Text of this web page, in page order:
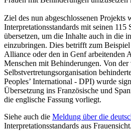
Ziel des nun abgeschlossenen Projekts
Interpretationsstandards mit seinen 115
übersetzen, um die Inhalte auch in die
einzubringen. Dies betrifft zum
Alliance oder den in Genf arbeitenden
Menschen mit Behinderungen. Von
Selbstvertretungsorganisation
Peoples’ International - DPI) wurde
Übersetzung ins Französische und
die englische Fassung vorliegt.
Siehe auch die Meldung über die
Interpretationsstandards aus Frauensicht.